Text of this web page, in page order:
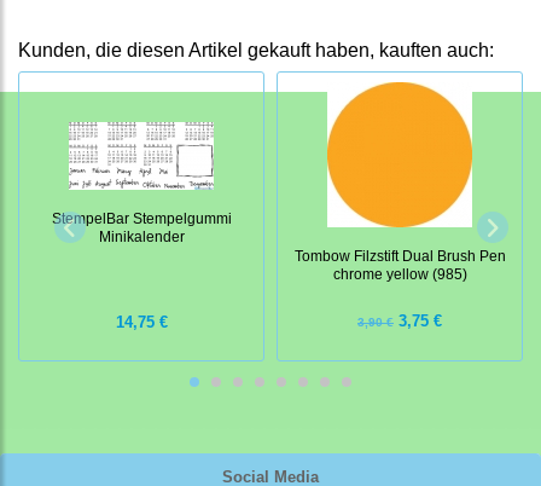
Social Media
Kunden, die diesen Artikel gekauft haben, kauften auch:
StempelBar Stempelgummi
Minikalender
14,75 €
Tombow Filzstift Dual Brush Pen
chrome yellow (985)
3,90 € 3,75 €